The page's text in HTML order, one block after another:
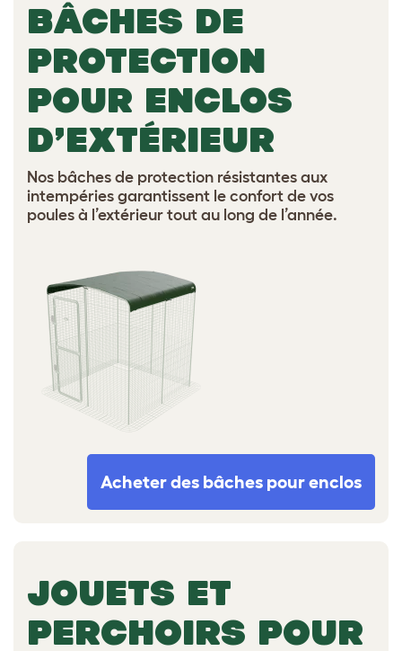
BÂCHES DE
PROTECTION
POUR ENCLOS
D’EXTÉRIEUR
Nos bâches de protection résistantes aux
intempéries garantissent le confort de vos
poules à l’extérieur tout au long de l’année.
Acheter des bâches pour enclos
JOUETS ET
PERCHOIRS POUR